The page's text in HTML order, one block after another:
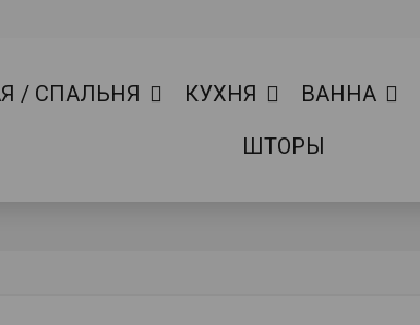
/ СПАЛЬНЯ КУХНЯ ВАННА
ШТОРЫ